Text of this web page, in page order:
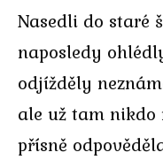
Nasedli do staré
naposledy
odjížděly
ale už tam nikdo
přísně